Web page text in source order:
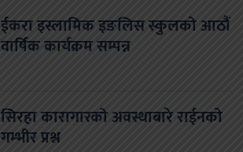
ईकरा इस्लामिक इङलिस स्कुलको आठौं
वार्षिक कार्यक्रम सम्पन्न
सिरहा कारागारको अवस्थाबारे राईनको
गम्भीर प्रश्न